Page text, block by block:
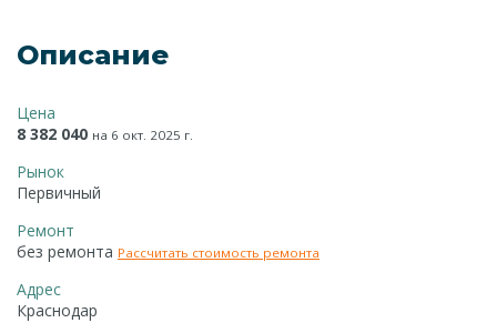
Описание
Цена
8 382 040 на 6 окт. 2025 г.
Рынок
Первичный
Ремонт
без ремонта Рассчитать стоимость ремонта
Адрес
Краснодар